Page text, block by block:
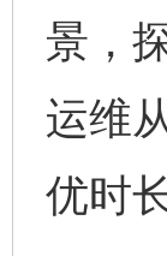
景，
运维
优时